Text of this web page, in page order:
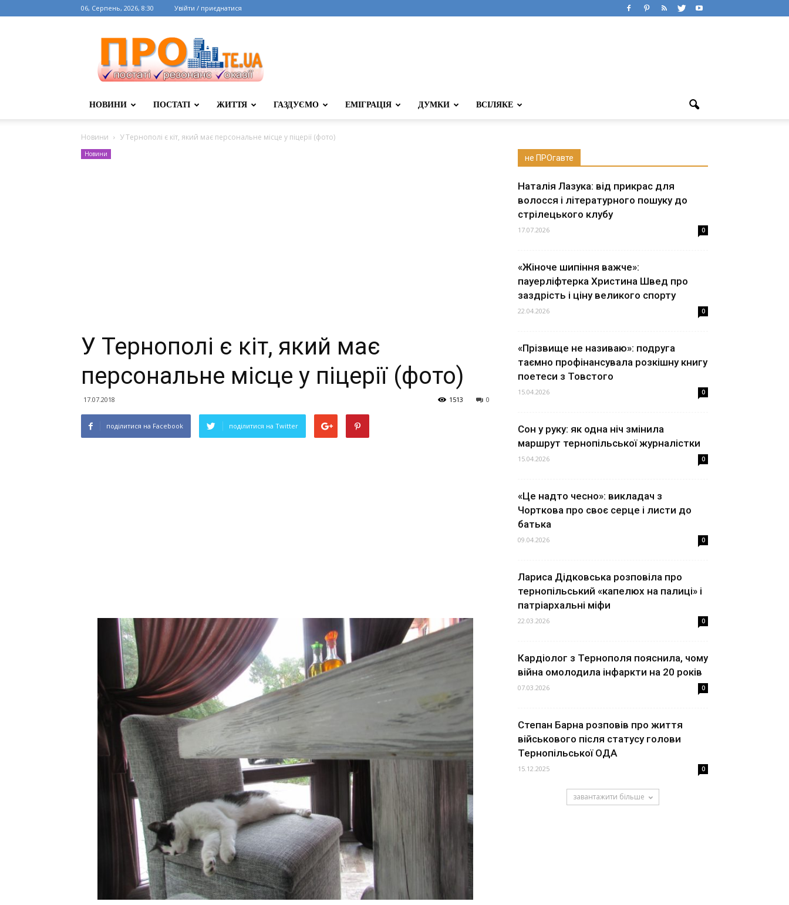
06, Серпень, 2026, 8:30 Увійти / приєднатися
НОВИНИ ПОСТАТІ ЖИТТЯ ГАЗДУЄМО ЕМІГРАЦІЯ ДУМКИ ВСІЛЯКЕ
Новини У Тернополі є кіт, який має персональне місце у піцерії (фото)
Новини
У Тернополі є кіт, який має
персональне місце у піцерії (фото)
17.07.2018 0
1513
поділитися на Facebook поділитися на Twitter
не ПРОгавте
Наталія Лазука: від прикрас для
волосся і літературного пошуку до
стрілецького клубу
17.07.2026 0
«Жіноче шипіння важче»:
пауерліфтерка Христина Швед про
заздрість і ціну великого спорту
22.04.2026 0
«Прізвище не називаю»: подруга
таємно профінансувала розкішну книгу
поетеси з Товстого
15.04.2026 0
Сон у руку: як одна ніч змінила
маршрут тернопільської журналістки
15.04.2026 0
«Це надто чесно»: викладач з
Чорткова про своє серце і листи до
батька
09.04.2026 0
Лариса Дідковська розповіла про
тернопільський «капелюх на палиці» і
патріархальні міфи
22.03.2026 0
Кардіолог з Тернополя пояснила, чому
війна омолодила інфаркти на 20 років
07.03.2026 0
Степан Барна розповів про життя
військового після статусу голови
Тернопільської ОДА
15.12.2025 0
завантажити більше